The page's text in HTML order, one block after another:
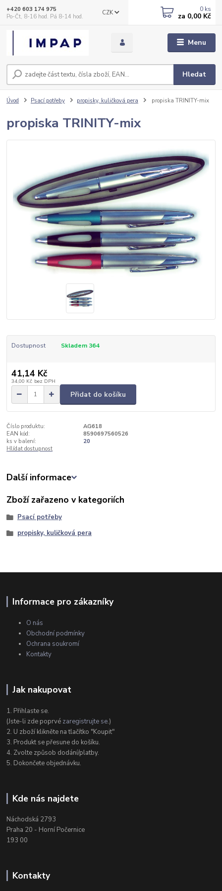
Menu
CZK
Hledat
+420 603 174 975
Po-Čt, 8-16 hod. Pá 8-14 hod.
0 ks
za 0,00 Kč
Úvod Psací potřeby propisky, kuličková pera propiska TRINITY-mix
propiska TRINITY-mix
Dostupnost Skladem 364
41,14 Kč
34,00 Kč bez DPH
Přidat do košíku
Číslo produktu:
AG618
EAN kód:
8590697560526
ks v balení:
20
Hlídat dostupnost
Další informace
Zboží zařazeno v kategoriích
Psací potřeby
propisky, kuličková pera
Informace pro zákazníky
O nás
Obchodní podmínky
Ochrana soukromí
Kontakty
Jak nakupovat
1. Přihlaste se.
(Jste-li zde poprvé zaregistrujte se.)
2. U zboží klikněte na tlačítko "Koupit"
3. Produkt se přesune do košíku.
4. Zvolte způsob dodání/platby.
5. Dokončete objednávku.
Kde nás najdete
Náchodská 2793
Praha 20 - Horní Počernice
193 00
Kontakty